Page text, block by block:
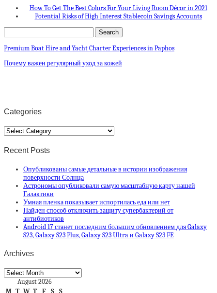
How To Get The Best Colors For Your Living Room Décor in 2021
Potential Risks of High Interest Stablecoin Savings Accounts
Premium Boat Hire and Yacht Charter Experiences in Paphos
Почему важен регулярный уход за кожей
Categories
Categories
Recent Posts
Опубликованы самые детальные в истории изображения
поверхности Солнца
Астрономы опубликовали самую масштабную карту нашей
Галактики
Умная пленка показывает испортилась еда или нет
Найден способ отключить защиту супербактерий от
антибиотиков
Android 17 станет последним большим обновлением для Galaxy
S23, Galaxy S23 Plus, Galaxy S23 Ultra и Galaxy S23 FE
Archives
Archives
August 2026